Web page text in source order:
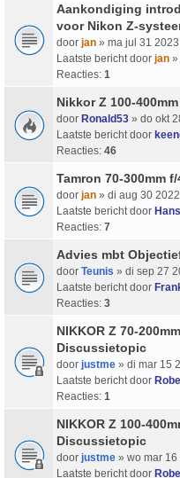
Aankondiging
voor Nikon Z-
door jan » ma jul 31
Laatste bericht door jan »
Reacties: 1
Nikkor Z 100-
door Ronald53 » do okt
Laatste bericht door
Reacties: 46
Tamron 70-300mm
door jan » di aug 30
Laatste bericht door
Reacties: 7
Advies mbt
door Teunis » di sep 27
Laatste bericht door
Reacties: 3
NIKKOR Z 70-
Discussietopic
door justme » di mar 15
Laatste bericht door
Reacties: 1
NIKKOR Z 100-
Discussietopic
door justme » wo mar
Laatste bericht door